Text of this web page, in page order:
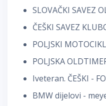
SLOVAČKI SAVEZ
ČEŠKI SAVEZ
POLJSKI
POLJSKA
Iveteran. ČEŠKI -
BMW dijelovi -